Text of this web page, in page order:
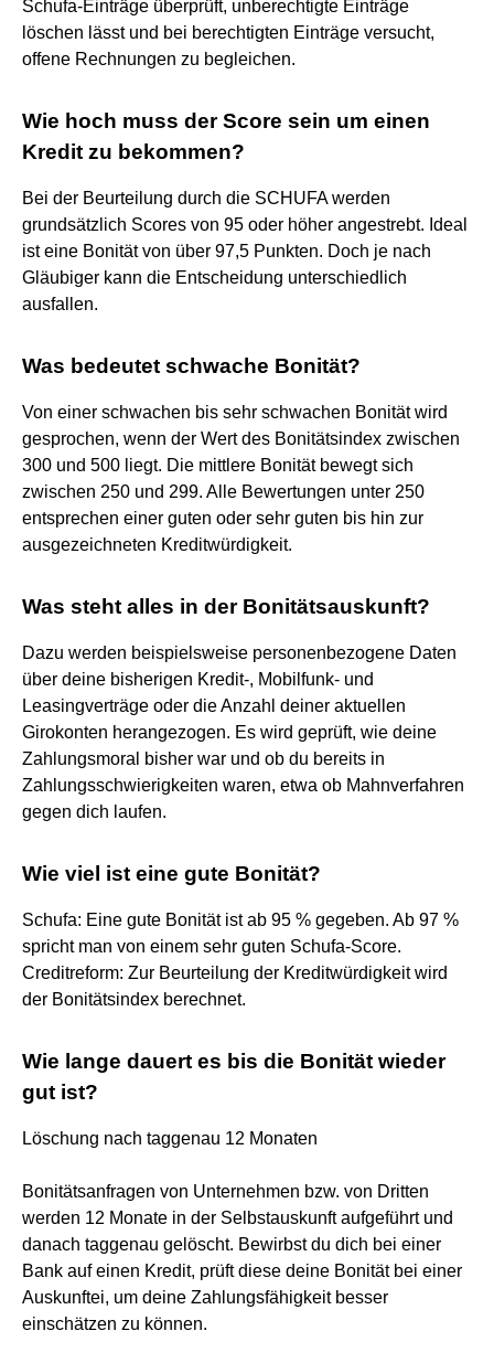
Schufa-Einträge überprüft, unberechtigte Einträge
löschen lässt und bei berechtigten Einträge versucht,
offene Rechnungen zu begleichen.
Wie hoch muss der Score sein um einen
Kredit zu bekommen?
Bei der Beurteilung durch die SCHUFA werden
grundsätzlich Scores von 95 oder höher angestrebt. Ideal
ist eine Bonität von über 97,5 Punkten. Doch je nach
Gläubiger kann die Entscheidung unterschiedlich
ausfallen.
Was bedeutet schwache Bonität?
Von einer schwachen bis sehr schwachen Bonität wird
gesprochen, wenn der Wert des Bonitätsindex zwischen
300 und 500 liegt. Die mittlere Bonität bewegt sich
zwischen 250 und 299. Alle Bewertungen unter 250
entsprechen einer guten oder sehr guten bis hin zur
ausgezeichneten Kreditwürdigkeit.
Was steht alles in der Bonitätsauskunft?
Dazu werden beispielsweise personenbezogene Daten
über deine bisherigen Kredit-, Mobilfunk- und
Leasingverträge oder die Anzahl deiner aktuellen
Girokonten herangezogen. Es wird geprüft, wie deine
Zahlungsmoral bisher war und ob du bereits in
Zahlungsschwierigkeiten waren, etwa ob Mahnverfahren
gegen dich laufen.
Wie viel ist eine gute Bonität?
Schufa: Eine gute Bonität ist ab 95 % gegeben. Ab 97 %
spricht man von einem sehr guten Schufa-Score.
Creditreform: Zur Beurteilung der Kreditwürdigkeit wird
der Bonitätsindex berechnet.
Wie lange dauert es bis die Bonität wieder
gut ist?
Löschung nach taggenau 12 Monaten
Bonitätsanfragen von Unternehmen bzw. von Dritten
werden 12 Monate in der Selbstauskunft aufgeführt und
danach taggenau gelöscht. Bewirbst du dich bei einer
Bank auf einen Kredit, prüft diese deine Bonität bei einer
Auskunftei, um deine Zahlungsfähigkeit besser
einschätzen zu können.